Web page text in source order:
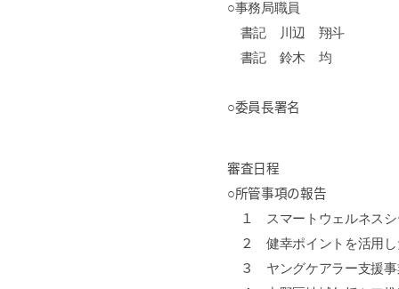
○事務局職員
書記 川辺 翔斗
書記 鈴木 均
○委員長署名
審査日程
○所管事項の報告
１
スマートウェルネス
２ 健幸ポイントを活用
３ ヤングケアラー支援